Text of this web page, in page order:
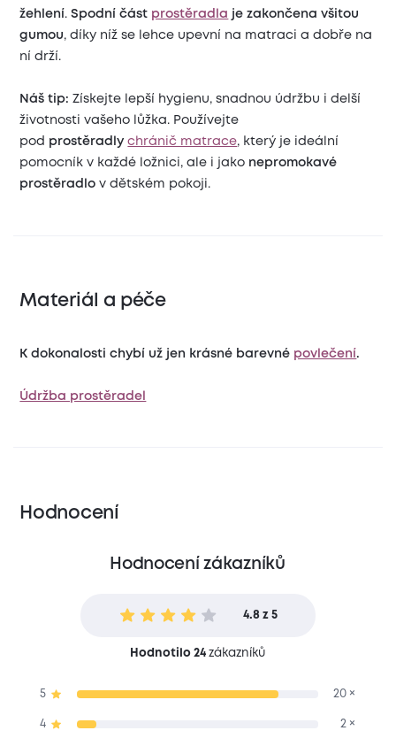
žehlení. Spodní část prostěradla je zakončena všitou
gumou, díky níž se lehce upevní na matraci a dobře na
ní drží.
Náš tip: Získejte lepší hygienu, snadnou údržbu i delší
životnosti vašeho lůžka. Používejte
pod prostěradly chránič matrace, který je ideální
pomocník v každé ložnici, ale i jako nepromokavé
prostěradlo v dětském pokoji.
Materiál a péče
K dokonalosti chybí už jen krásné barevné povlečení.
Údržba prostěradel
Hodnocení
Hodnocení zákazníků
4.8 z 5
Hodnotilo 24 zákazníků
5 20 ×
4 2 ×